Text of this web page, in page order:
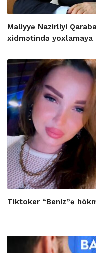
Maliyyə Nazirliyi
xidmətində yoxlamaya
Tiktoker “Beniz”ə